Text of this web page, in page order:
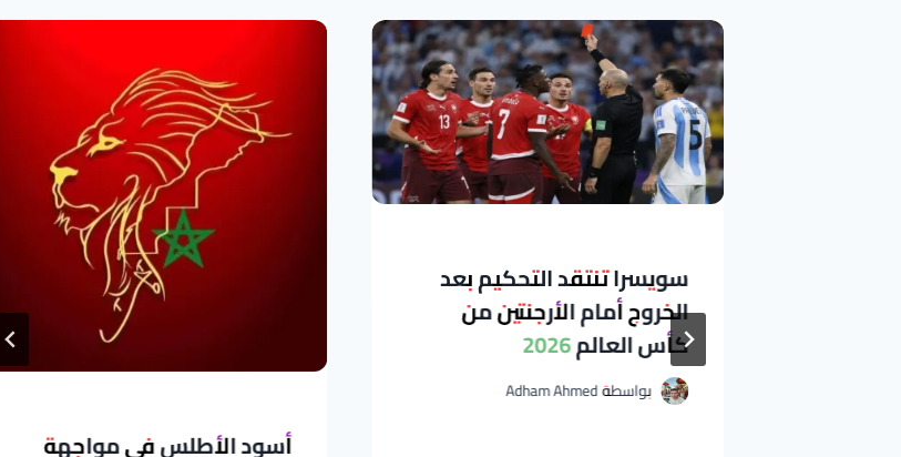
سويسرا تنتقد التحكيم بعد
الخروج أمام الأرجنتين من
كأس العالم 2026
بواسطةAdham Ahmed
أسود الأطلس في مواجهة